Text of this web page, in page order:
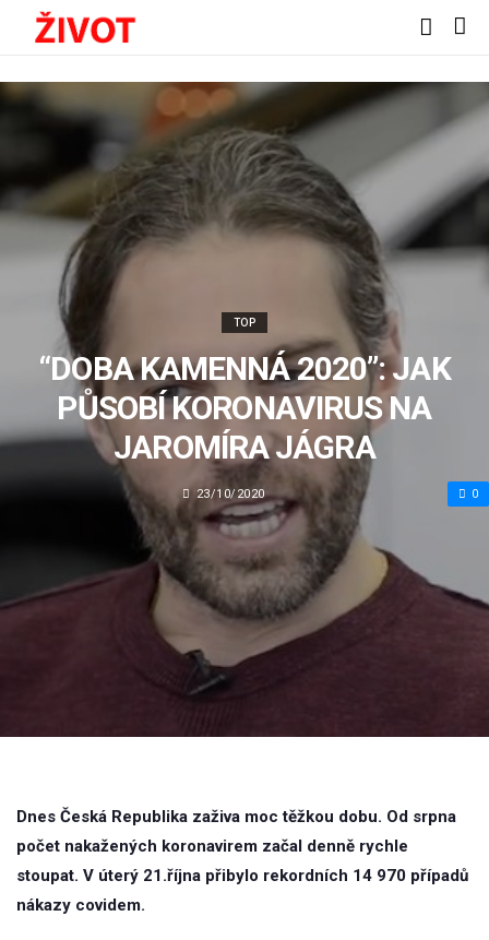
TOP
“DOBA KAMENNÁ 2020”: JAK
PŮSOBÍ KORONAVIRUS NA
JAROMÍRA JÁGRA
23/10/2020 0
Dnes Česká Republika zaživa moc těžkou dobu. Od srpna
počet nakažených koronavirem začal denně rychle
stoupat. V úterý 21.října přibylo rekordních 14 970 případů
nákazy covidem.